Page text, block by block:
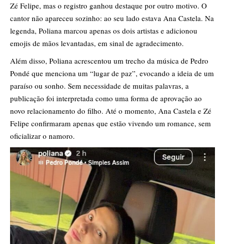
Zé Felipe, mas o registro ganhou destaque por outro motivo. O
cantor não apareceu sozinho: ao seu lado estava Ana Castela. Na
legenda, Poliana marcou apenas os dois artistas e adicionou
emojis de mãos levantadas, em sinal de agradecimento.
Além disso, Poliana acrescentou um trecho da música de Pedro
Pondé que menciona um “lugar de paz”, evocando a ideia de um
paraíso ou sonho. Sem necessidade de muitas palavras, a
publicação foi interpretada como uma forma de aprovação ao
novo relacionamento do filho. Até o momento, Ana Castela e Zé
Felipe confirmaram apenas que estão vivendo um romance, sem
oficializar o namoro.